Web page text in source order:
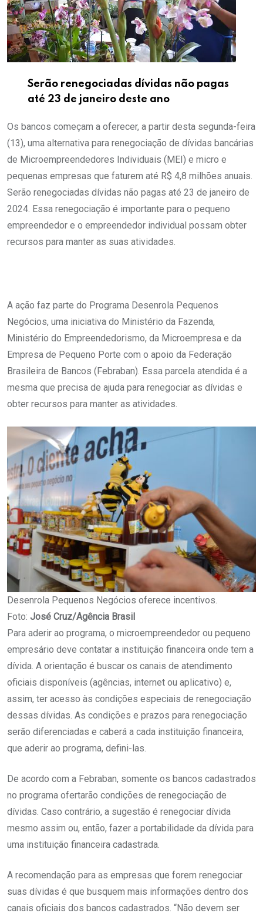
Serão renegociadas dívidas não pagas
até 23 de janeiro deste ano
Os bancos começam a oferecer, a partir desta segunda-feira
(13), uma alternativa para renegociação de dívidas bancárias
de Microempreendedores Individuais (MEI) e micro e
pequenas empresas que faturem até R$ 4,8 milhões anuais.
Serão renegociadas dívidas não pagas até 23 de janeiro de
2024. Essa renegociação é importante para o pequeno
empreendedor e o empreendedor individual possam obter
recursos para manter as suas atividades.
A ação faz parte do Programa Desenrola Pequenos
Negócios, uma iniciativa do Ministério da Fazenda,
Ministério do Empreendedorismo, da Microempresa e da
Empresa de Pequeno Porte com o apoio da Federação
Brasileira de Bancos (Febraban). Essa parcela atendida é a
mesma que precisa de ajuda para renegociar as dívidas e
obter recursos para manter as atividades.
Desenrola Pequenos Negócios oferece incentivos.
Foto: José Cruz/Agência Brasil
Para aderir ao programa, o microempreendedor ou pequeno
empresário deve contatar a instituição financeira onde tem a
dívida. A orientação é buscar os canais de atendimento
oficiais disponíveis (agências, internet ou aplicativo) e,
assim, ter acesso às condições especiais de renegociação
dessas dívidas. As condições e prazos para renegociação
serão diferenciadas e caberá a cada instituição financeira,
que aderir ao programa, defini-las.
De acordo com a Febraban, somente os bancos cadastrados
no programa ofertarão condições de renegociação de
dívidas. Caso contrário, a sugestão é renegociar dívida
mesmo assim ou, então, fazer a portabilidade da dívida para
uma instituição financeira cadastrada.
A recomendação para as empresas que forem renegociar
suas dívidas é que busquem mais informações dentro dos
canais oficiais dos bancos cadastrados. “Não devem ser